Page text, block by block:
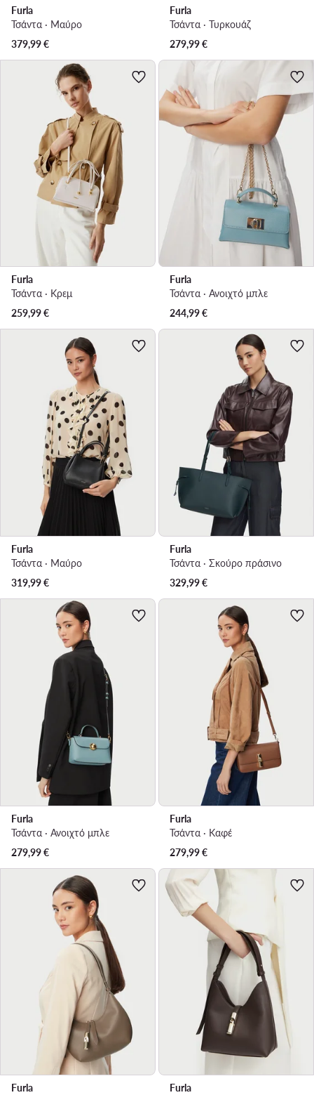
Furla
Τσάντα · Μαύρο
379,99€
Furla
Τσάντα · Τυρκουάζ
279,99€
Furla
Τσάντα · Κρεμ
259,99€
Furla
Τσάντα · Ανοιχτό μπλε
244,99€
Furla
Τσάντα · Μαύρο
319,99€
Furla
Τσάντα · Σκούρο πράσινο
329,99€
Furla
Τσάντα · Ανοιχτό μπλε
279,99€
Furla
Τσάντα · Καφέ
279,99€
Furla
Furla